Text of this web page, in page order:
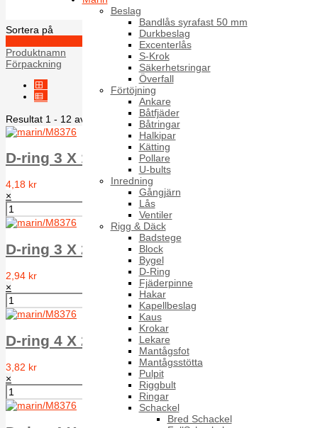
Beslag
Bandlås syrafast 50 mm
Durkbeslag
Excenterlås
S-Krok
Säkerhetsringar
Överfall
Förtöjning
Ankare
Båtfjäder
Båtringar
Halkipar
Kätting
Pollare
U-bults
Inredning
Gångjärn
Lås
Ventiler
Rigg & Däck
Badstege
Block
Bygel
D-Ring
Fjäderpinne
Hakar
Kapellbeslag
Kaus
Krokar
Lekare
Mantågsfot
Mantågsstötta
Pulpit
Riggbult
Ringar
Schackel
Bred Schackel
D-ringar i Rostfritt
Sortera på
Produktnamn
Förpackning
Resultat 1 - 12 av 12
D-ring 3 X 15 mm, A4
4,18 kr
×
D-ring 3 X 20 mm, A4
2,94 kr
×
D-ring 4 X 20 mm, A4
3,82 kr
×